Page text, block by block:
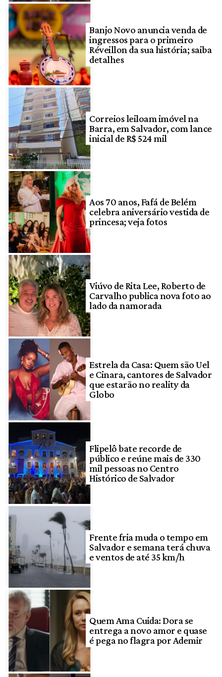
Banjo Novo anuncia venda de
ingressos para o primeiro
Réveillon da sua história; saiba
detalhes
Correios leiloam imóvel na
Barra, em Salvador, com lance
inicial de R$ 524 mil
Aos 70 anos, Fafá de Belém
celebra aniversário vestida de
princesa; veja fotos
Viúvo de Rita Lee, Roberto de
Carvalho publica nova foto ao
lado da namorada
Estrela da Casa: Quem são Uel
e Cinara, cantores de Salvador
que estarão no reality da
Globo
Flipelô bate recorde de
público e reúne mais de 330
mil pessoas no Centro
Histórico de Salvador
Frente fria muda o tempo em
Salvador e semana terá chuva
e ventos de até 35 km/h
Quem Ama Cuida: Dora se
entrega a novo amor e quase
é pega no flagra por Ademir